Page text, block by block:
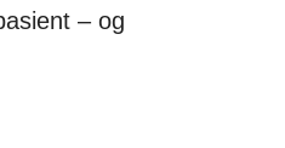
– og